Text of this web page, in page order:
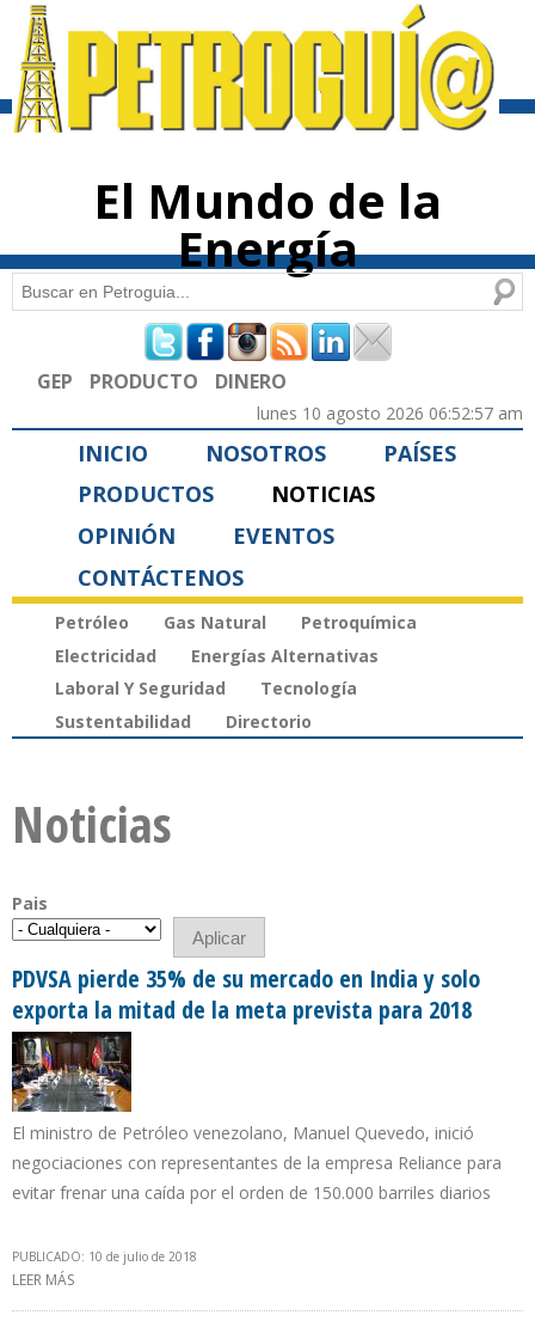
contenido
El Mundo de la
Energía
Formulario de búsqueda
Buscar
GEP PRODUCTO DINERO
lunes 10 agosto 2026 06:52:57 am
INICIO NOSOTROS
PAÍSES
PRODUCTOS
NOTICIAS
OPINIÓN
EVENTOS
CONTÁCTENOS
Petróleo Gas Natural
Petroquímica
Electricidad
Energías Alternativas
Laboral Y Seguridad
Tecnología
Sustentabilidad
Directorio
Noticias
Pais
PDVSA pierde 35% de su mercado en India y solo
exporta la mitad de la meta prevista para 2018
El ministro de Petróleo venezolano, Manuel Quevedo, inició
negociaciones con representantes de la empresa Reliance para
evitar frenar una caída por el orden de 150.000 barriles diarios
PUBLICADO: 10 de julio de 2018
LEER MÁS